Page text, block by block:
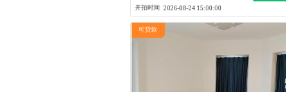
开拍时间 2026-08-24 15:00:00
可贷款